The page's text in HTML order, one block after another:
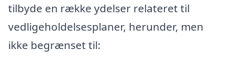
tilbyde en række ydelser relateret til
vedligeholdelsesplaner, herunder, men
ikke begrænset til: